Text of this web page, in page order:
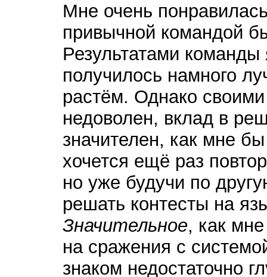
Мне очень
привычной командой
Результатами
получилось намного
растём. Однако
недоволен, вклад в
значителен, как мне
хочется ещё раз
но уже будучи по
решать контесты на
Значительное, как
на сражения с
знаком недостаточно